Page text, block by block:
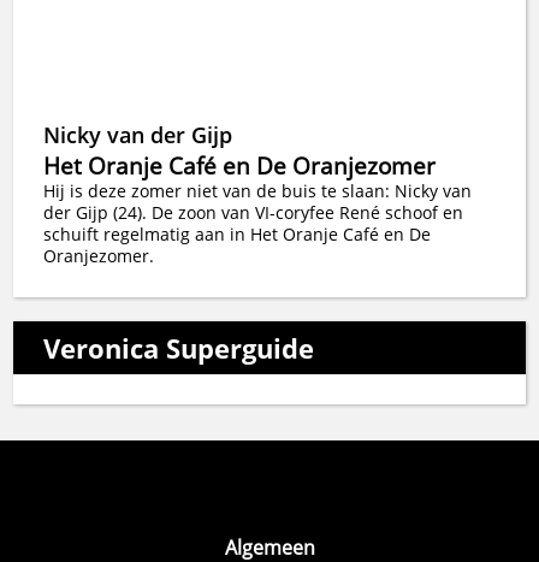
Nicky van der Gijp
Het Oranje Café en De Oranjezomer
Hij is deze zomer niet van de buis te slaan: Nicky van
der Gijp (24). De zoon van VI-coryfee René schoof en
schuift regelmatig aan in Het Oranje Café en De
Oranjezomer.
Veronica Superguide
Algemeen